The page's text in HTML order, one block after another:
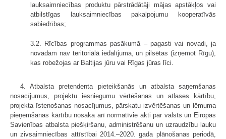
lauksaimniecības produktu pārstrādātāji mājas apstākļos vai
atbilstīgas lauksaimniecības pakalpojumu kooperatīvās
sabiedrības;
3.2. Rīcības programmas pasākumā – pagasti vai novadi, ja
novadam nav teritoriālā iedalījuma, un pilsētas (izņemot Rīgu),
kas robežojas ar Baltijas jūru vai Rīgas jūras līci.
4. Atbalsta pretendenta pieteikšanās un atbalsta saņemšanas
nosacījumus, projektu iesniegumu vērtēšanas un atlases kārtību,
projekta īstenošanas nosacījumus, pārskatu izvērtēšanas un lēmuma
pieņemšanas kārtību nosaka arī normatīvie akti par valsts un Eiropas
Savienības atbalsta piešķiršanu, administrēšanu un uzraudzību lauku
un zivsaimniecības attīstībai 2014.–2020. gada plānošanas periodā,